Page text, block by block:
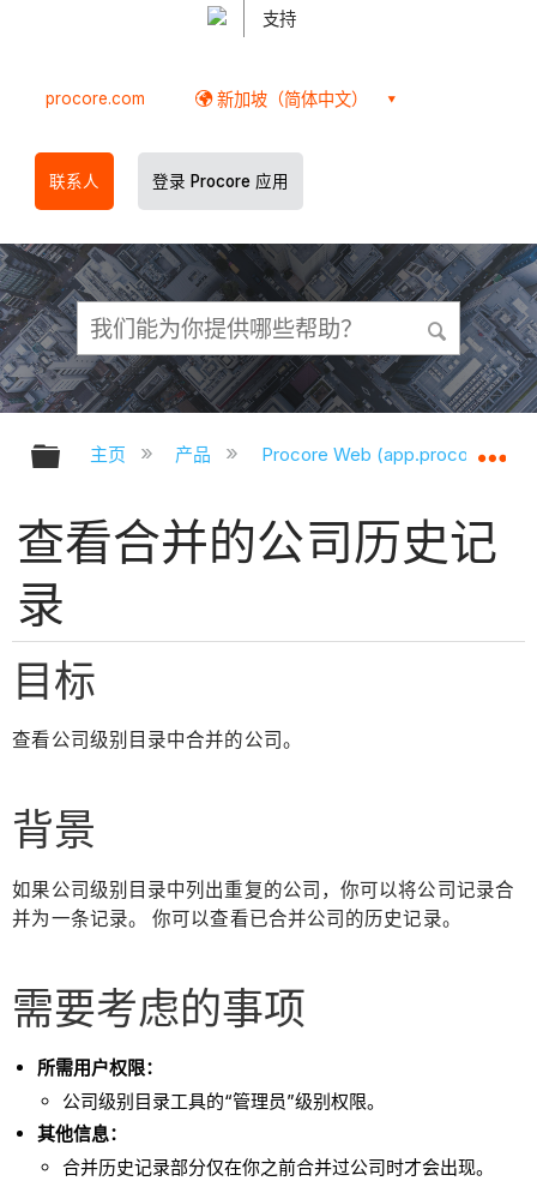
支持
procore.com 新加坡（简体中文）
联系人 登录 Procore 应用
扩展/隐缩全局层次
主页 产品 Procore Web
查看合并的公司历史记
录
目标
查看公司级别目录中合并的公司。
背景
如果公司级别目录中列出重复的公司，你可以将公司记录合
并为一条记录。 你可以查看已合并公司的历史记录。
需要考虑的事项
所需用户权限：
公司级别目录工具的“管理员”级别权限。
其他信息：
合并历史记录部分仅在你之前合并过公司时才会出现。